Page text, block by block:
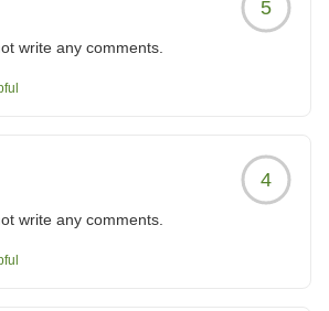
ただき、誠にありがとうございまし
ろ 支配人
5
write any comments.
4
write any comments.